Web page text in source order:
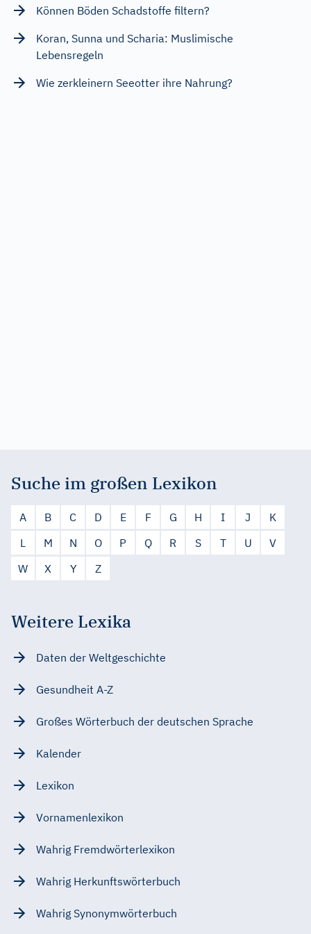
Können Böden Schadstoffe filtern?
Koran, Sunna und Scharia: Muslimische
Lebensregeln
Wie zerkleinern Seeotter ihre Nahrung?
Suche im großen Lexikon
A B C D E F G H I J
K
L
M N O P Q R S T U
V
W
X Y Z
Weitere Lexika
Daten der Weltgeschichte
Gesundheit A-Z
Großes Wörterbuch der deutschen Sprache
Kalender
Lexikon
Vornamenlexikon
Wahrig Fremdwörterlexikon
Wahrig Herkunftswörterbuch
Wahrig Synonymwörterbuch